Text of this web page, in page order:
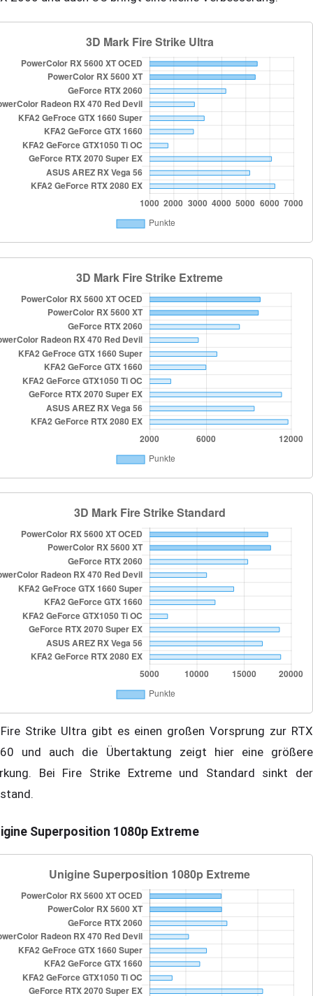
Strike Ultra gibt es einen großen Vorsprung zur RTX
und auch die Übertaktung zeigt hier eine größere
Bei Fire Strike Extreme und Standard sinkt der
Superposition 1080p Extreme